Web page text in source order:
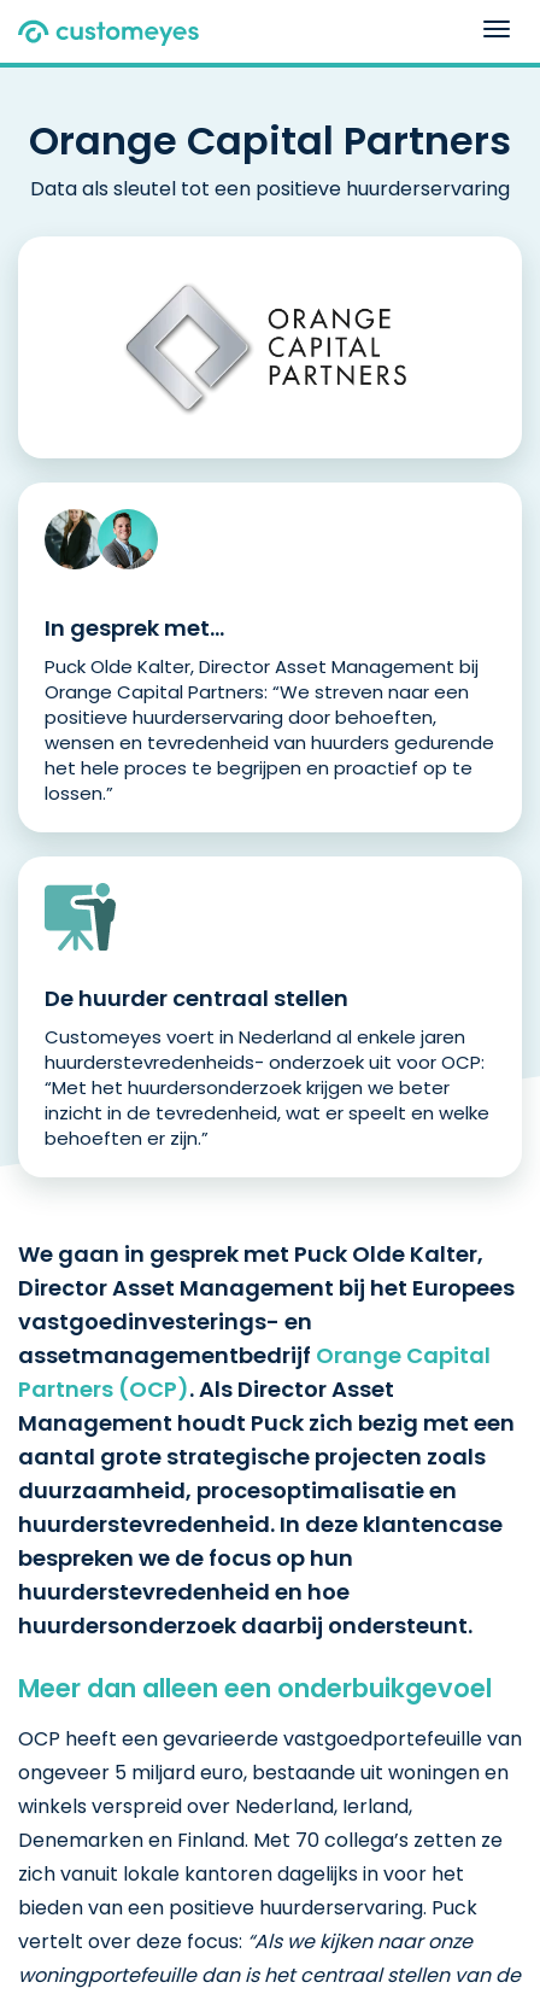
Orange Capital Partners
Data als sleutel tot een positieve huurderservaring
In gesprek met…
Puck Olde Kalter, Director Asset Management bij
Orange Capital Partners: “We streven naar een
positieve huurderservaring door behoeften,
wensen en tevredenheid van huurders gedurende
het hele proces te begrijpen en proactief op te
lossen.”
De huurder centraal stellen
Customeyes voert in Nederland al enkele jaren
huurderstevredenheids- onderzoek uit voor OCP:
“Met het huurdersonderzoek krijgen we beter
inzicht in de tevredenheid, wat er speelt en welke
behoeften er zijn.”
We gaan in gesprek met Puck Olde Kalter,
Director Asset Management bij het Europees
vastgoedinvesterings- en
assetmanagementbedrijf Orange Capital
Partners (OCP). Als Director Asset
Management houdt Puck zich bezig met een
aantal grote strategische projecten zoals
duurzaamheid, procesoptimalisatie en
huurderstevredenheid. In deze klantencase
bespreken we de focus op hun
huurderstevredenheid en hoe
huurdersonderzoek daarbij ondersteunt.
Meer dan alleen een onderbuikgevoel
OCP heeft een gevarieerde vastgoedportefeuille van
ongeveer 5 miljard euro, bestaande uit woningen en
winkels verspreid over Nederland, Ierland,
Denemarken en Finland. Met 70 collega’s zetten ze
zich vanuit lokale kantoren dagelijks in voor het
bieden van een positieve huurderservaring. Puck
vertelt over deze focus: “Als we kijken naar onze
woningportefeuille dan is het centraal stellen van de